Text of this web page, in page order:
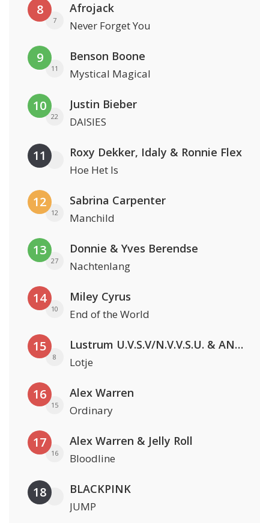
8
7
Afrojack
Never Forget You
9
11
Benson Boone
Mystical Magical
10
22
Justin Bieber
DAISIES
11 Roxy Dekker, Idaly & Ronnie Flex
Hoe Het Is
12
12
Sabrina Carpenter
Manchild
13
27
Donnie & Yves Berendse
Nachtenlang
14
10
Miley Cyrus
End of the World
15
8
Lustrum U.V.S.V/N.V.V.S.U. & ANNO ONS & Jopke van Dobbenburgh & Roeland Beelen
Lotje
16
15
Alex Warren
Ordinary
17
16
Alex Warren & Jelly Roll
Bloodline
18 BLACKPINK
JUMP